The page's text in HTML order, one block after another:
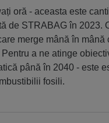
oră - aceasta este
de STRABAG în 2023.
merge mână în mână
a ne atinge
până în 2040 - este
fosili.